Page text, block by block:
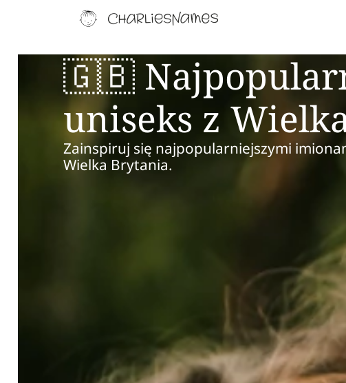
🇬🇧
uniseks z
Zainspiruj się najpopularniejszymi
Wielka Brytania.